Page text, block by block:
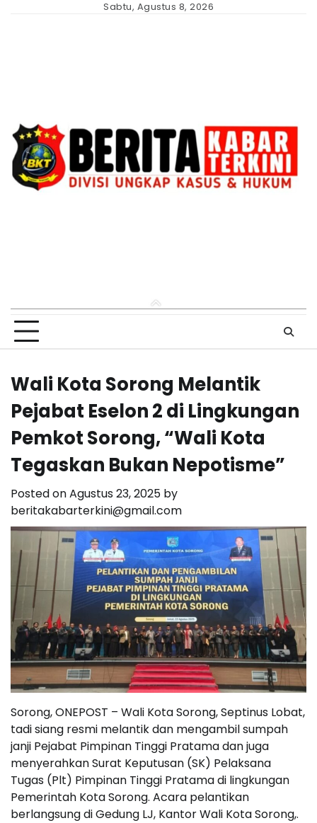
Sabtu, Agustus 8, 2026
Wali Kota Sorong Melantik
Pejabat Eselon 2 di Lingkungan
Pemkot Sorong, “Wali Kota
Tegaskan Bukan Nepotisme”
Posted onAgustus 23, 2025 by
beritakabarterkini@gmail.com
Sorong, ONEPOST – Wali Kota Sorong, Septinus Lobat,
tadi siang resmi melantik dan mengambil sumpah
janji Pejabat Pimpinan Tinggi Pratama dan juga
menyerahkan Surat Keputusan (SK) Pelaksana
Tugas (Plt) Pimpinan Tinggi Pratama di lingkungan
Pemerintah Kota Sorong. Acara pelantikan
berlangsung di Gedung LJ, Kantor Wali Kota Sorong,.